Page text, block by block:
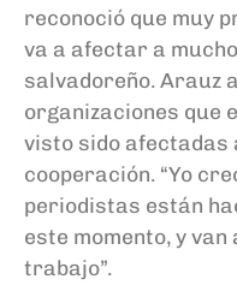
reconoció que muy
va a afectar a
salvadoreño. Arauz
organizaciones que
visto sido afectadas
cooperación. “Yo
periodistas están
este momento, y
trabajo”.